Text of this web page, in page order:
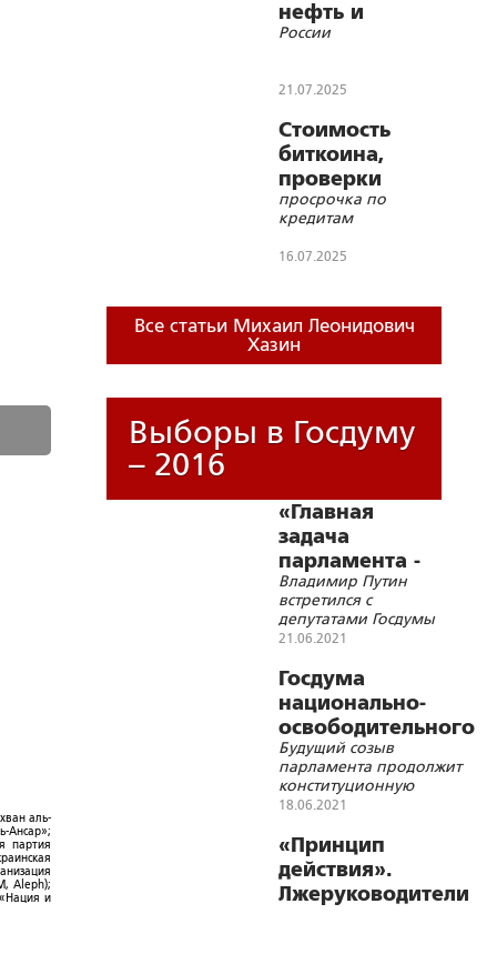
аль-
Ансар»;
партия
Aleph);
и
нефть и
суверенитет
России
21.07.2025
Стоимость
биткоина,
проверки
бизнеса,
просрочка по
кредитам
16.07.2025
Все статьи Михаил Леонидович
Хазин
Выборы в Госдуму
– 2016
«Главная
задача
парламента -
защищать
интересы
России»
Владимир Путин
встретился с
депутатами Госдумы
седьмого созыва
21.06.2021
Госдума
национально-
освободительного
движения
Будущий созыв
парламента продолжит
конституционную
реформу по отмене
государственную
идеологию
18.06.2021
«Принцип
действия».
Лжеруководители